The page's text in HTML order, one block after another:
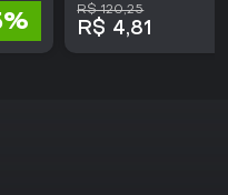
R$ 120,25
R$ 4,81